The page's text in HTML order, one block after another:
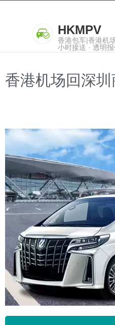
HKMPV
香港包车|香港机
小时接送 · 透明报
香港机场回深